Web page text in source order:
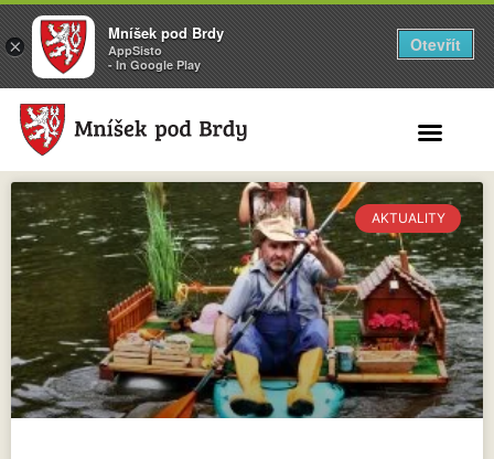
AKTUALITY
×
Mníšek pod Brdy
AppSisto
- In Google Play
Otevřít